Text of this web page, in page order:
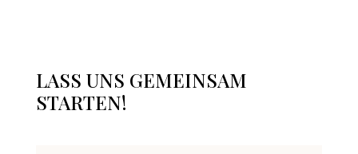
LASS UNS GEMEINSAM
STARTEN!